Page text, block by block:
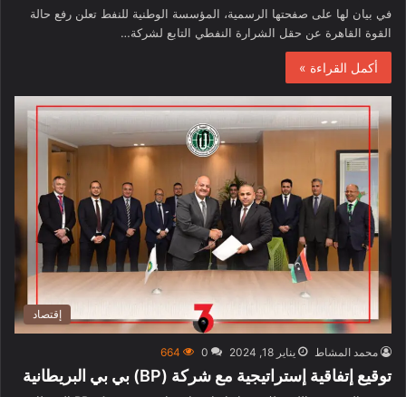
في بيان لها على صفحتها الرسمية، المؤسسة الوطنية للنفط تعلن رفع حالة
القوة القاهرة عن حقل الشرارة النفطي التابع لشركة…
أكمل القراءة »
إقتصاد
محمد المشاط يناير 18, 2024 0
664
توقيع إتفاقية إستراتيجية مع شركة (BP) بي بي البريطانية